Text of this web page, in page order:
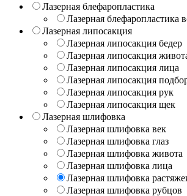
Лазерная блефаропластика
Лазерная блефаропластика
Лазерная липосакция
Лазерная липосакция бедер
Лазерная липосакция
Лазерная липосакция лица
Лазерная липосакция
Лазерная липосакция рук
Лазерная липосакция щек
Лазерная шлифовка
Лазерная шлифовка век
Лазерная шлифовка глаз
Лазерная шлифовка живота
Лазерная шлифовка лица
Лазерная шлифовка
Лазерная шлифовка рубцов